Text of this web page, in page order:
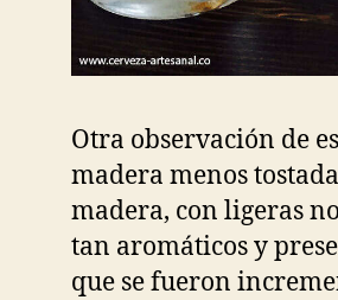
Otra observación de
madera menos
madera, con ligeras
tan aromáticos y
que se fueron